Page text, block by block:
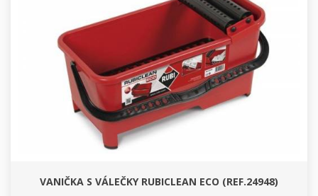
VANIČKA S VÁLEČKY RUBICLEAN ECO (REF.24948)